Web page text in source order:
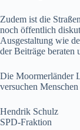
Zudem ist die
noch öffentlich
Ausgestaltung wie
der Beiträge beraten
Die Moormerländer
versuchen
Hendrik Schulz
SPD-Fraktion